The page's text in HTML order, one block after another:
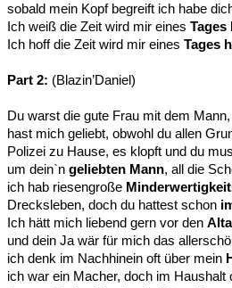
sobald mein Kopf begreift ich habe
Ich weiß die Zeit wird mir eines Tages
Ich hoff die Zeit wird mir eines Tages
Part 2: (Blazin’Daniel)
Du warst die gute Frau mit dem
hast mich geliebt, obwohl du allen
Polizei zu Hause, es klopft und du
um dein`n geliebten Mann, all die
ich hab riesengroße
Drecksleben, doch du hattest schon
Ich hätt mich liebend gern vor den
und dein Ja wär für mich das
ich denk im Nachhinein oft über mein
ich war ein Macher, doch im Haushalt